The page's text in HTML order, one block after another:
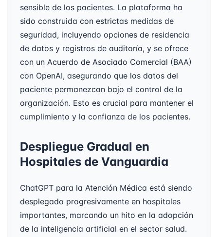
sensible de los pacientes. La plataforma ha
sido construida con estrictas medidas de
seguridad, incluyendo opciones de residencia
de datos y registros de auditoría, y se ofrece
con un Acuerdo de Asociado Comercial (BAA)
con OpenAI, asegurando que los datos del
paciente permanezcan bajo el control de la
organización. Esto es crucial para mantener el
cumplimiento y la confianza de los pacientes.
Despliegue Gradual en
Hospitales de Vanguardia
ChatGPT para la Atención Médica está siendo
desplegado progresivamente en hospitales
importantes, marcando un hito en la adopción
de la inteligencia artificial en el sector salud.